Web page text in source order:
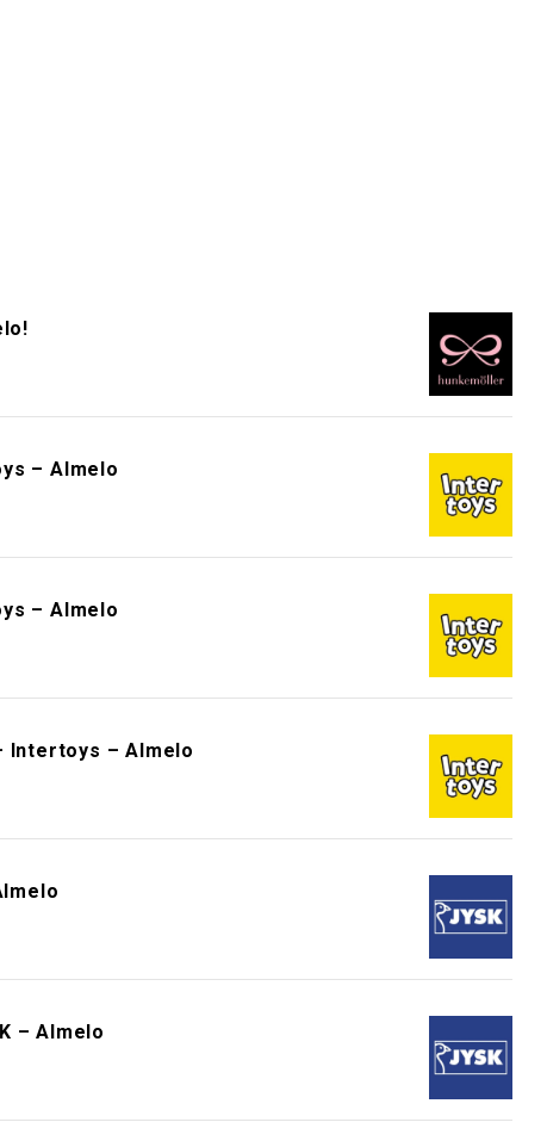
– Almelo
– Almelo
Intertoys – Almelo
– Almelo